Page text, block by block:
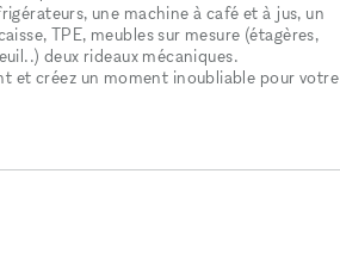
une machine à café et à jus, un
TPE, meubles sur mesure (étagères,
deux rideaux mécaniques.
et créez un moment inoubliable pour votre